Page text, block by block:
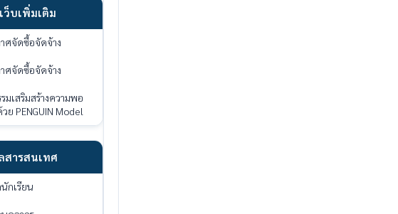
ว็บเพิ่มเติม
ศจัดซื้อจัดจ้าง
ศจัดซื้อจัดจ้าง
มเสริมสร้างความพอ
ย PENGUIN Model
สารสนเทศ
กเรียน